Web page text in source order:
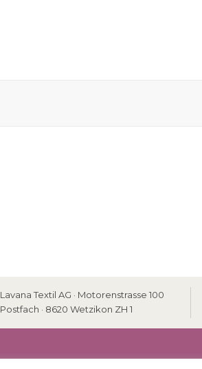
Lavana Textil AG · Motorenstrasse 100
Postfach · 8620 Wetzikon ZH 1